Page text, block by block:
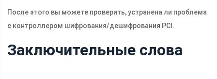
После этого вы можете проверить, устранена ли проблема
с контроллером шифрования/дешифрования PCI.
Заключительные слова